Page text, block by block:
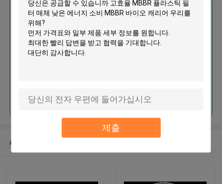
제출
고효율 MBBR 플라스틱 필터 매체
낮은 에너지 소비 MBBR 바이오
캐리어
계속하다
추천된 제품